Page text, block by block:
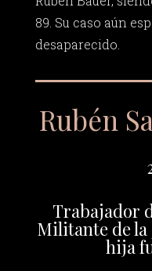
89. Su caso aún
desaparecido.
Rubén
Trabajador
Militante de la
hija